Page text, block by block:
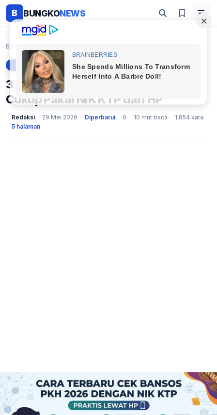
B BUNGKONEWS
Beranda
BERITA
3 Metode Cek Bansos PKH 2026
Cukup Pakai NIK KTP dari HP
Redaksi 29 Mei 2026 Diperbarui 0 10 mnt baca
1,854 kata
5 halaman